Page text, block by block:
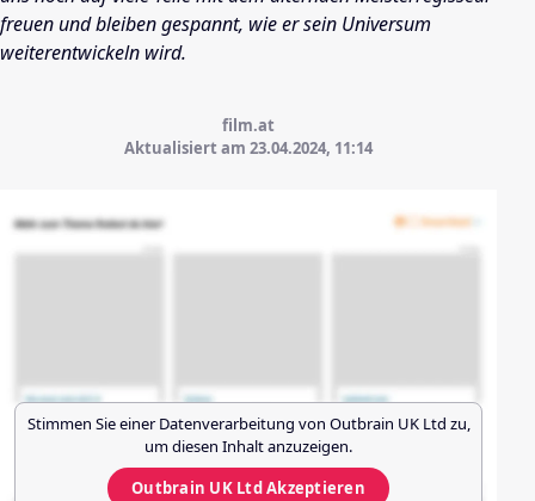
freuen und bleiben gespannt, wie er sein Universum
weiterentwickeln wird.
film.at
Aktualisiert am 23.04.2024, 11:14
Stimmen Sie einer Datenverarbeitung von Outbrain UK Ltd zu,
um diesen Inhalt anzuzeigen.
Outbrain UK LtdAkzeptieren